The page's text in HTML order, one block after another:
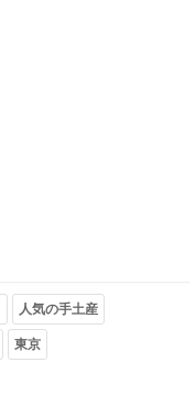
人気の手土産
東京